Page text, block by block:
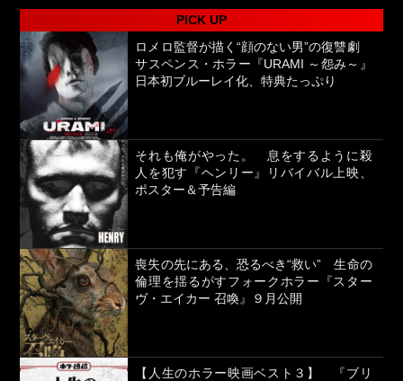
PICK UP
ロメロ監督が描く“顔のない男”の復讐劇
サスペンス・ホラー『URAMI ～怨み～』
日本初ブルーレイ化、特典たっぷり
それも俺がやった。 息をするように殺
人を犯す『ヘンリー』リバイバル上映、
ポスター＆予告編
喪失の先にある、恐るべき“救い” 生命の
倫理を揺るがすフォークホラー『スター
ヴ・エイカー 召喚』９月公開
【人生のホラー映画ベスト３】 『ブリ